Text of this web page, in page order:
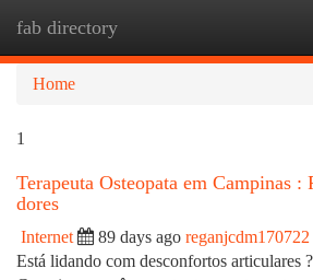
fab directory
Home
1
Terapeuta Osteopata em Campinas :
dores
Internet 89 days ago reganjcdm170722
Está lidando com desconfortos articulares